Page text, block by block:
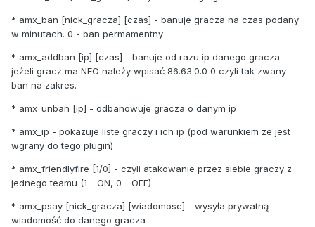
* amx_ban [nick_gracza] [czas] - banuje gracza na czas podany
w minutach. 0 - ban permamentny
* amx_addban [ip] [czas] - banuje od razu ip danego gracza
jeżeli gracz ma NEO należy wpisać 86.63.0.0 0 czyli tak zwany
ban na zakres.
* amx_unban [ip] - odbanowuje gracza o danym ip
* amx_ip - pokazuje liste graczy i ich ip (pod warunkiem ze jest
wgrany do tego plugin)
* amx_friendlyfire [1/0] - czyli atakowanie przez siebie graczy z
jednego teamu (1 - ON, 0 - OFF)
* amx_psay [nick_gracza] [wiadomosc] - wysyła prywatną
wiadomość do danego gracza